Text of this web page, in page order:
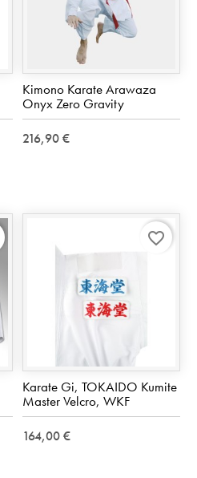
Kimono Karate Arawaza
Onyx Zero Gravity
216,90 €
Karate Gi, TOKAIDO Kumite
Master Velcro, WKF
164,00 €
favorite_border